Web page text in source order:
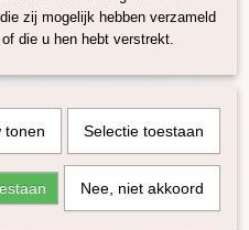
zij mogelijk hebben verzameld
die u hen hebt verstrekt.
tonen Selectie toestaan
Nee, niet akkoord